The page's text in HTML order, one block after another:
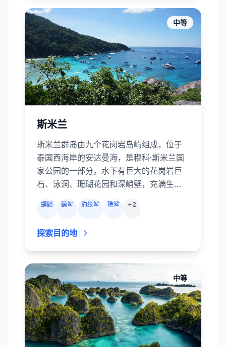
和亚里环礁的蝠鲼清洁站，以及深南部富
瓦穆拉环礁的鲨鱼通道。潜水形式从平缓
的珊瑚坡到紧张刺激的强流通道，堪称大
型远洋生物的乐园。
中等
斯米兰
斯米兰群岛由九个花岗岩岛屿组成，位于
泰国西海岸的安达曼海，是穆科·斯米兰国
家公园的一部分。水下有巨大的花岗岩巨
石、泳洞、珊瑚花园和深峭壁，充满生
围巡游，礁鲨、豹鲨、海龟以及成群的金
10月中旬至次年5月中旬开放，这段时间海
况平稳、能见度好，是体验世界级船宿或
快艇日潜的最佳选择。
蝠鲼 鲸鲨 豹纹鲨 礁鲨 +2
探索目的地
中等